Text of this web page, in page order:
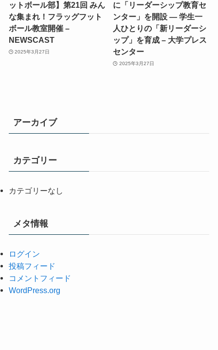
ットボール部】第21回 みん
な集まれ！フラッグフット
ボール教室開催 –
NEWSCAST
2025年3月27日
に「リーダーシップ教育セ
ンター」を開設 ― 学生一
人ひとりの「新リーダーシ
ップ」を育成 – 大学プレス
センター
2025年3月27日
アーカイブ
カテゴリー
カテゴリーなし
メタ情報
ログイン
投稿フィード
コメントフィード
WordPress.org